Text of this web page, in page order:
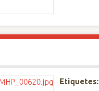
Etiquetes: